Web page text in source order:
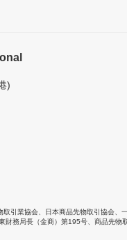
)
取引業協会 日本商品先物取引協会
財務局長（金商）第195号、商品先物